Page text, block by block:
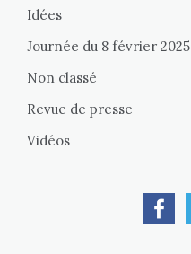
Idées
Journée du 8 février 2025
Non classé
Revue de presse
Vidéos